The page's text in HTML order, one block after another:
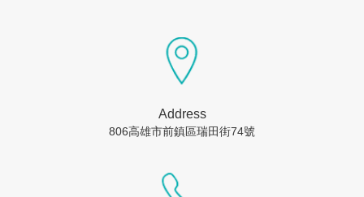
Address
806高雄市前鎮區瑞田街74號